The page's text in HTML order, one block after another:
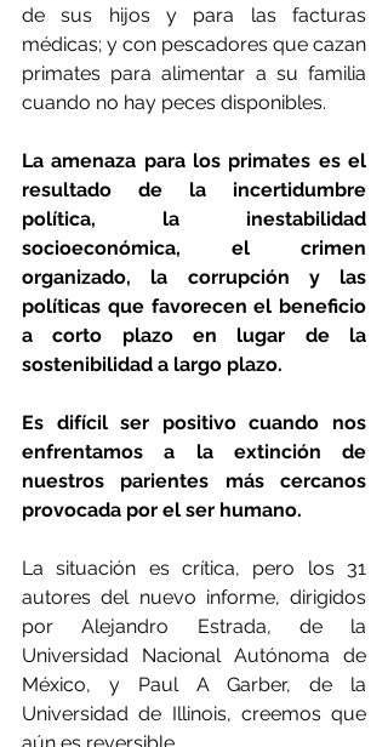
de sus hijos y para las facturas
médicas; y con pescadores que cazan
primates para alimentar a su familia
cuando no hay peces disponibles.
La amenaza para los primates es el
resultado de la incertidumbre
política, la inestabilidad
socioeconómica, el crimen
organizado, la corrupción y las
políticas que favorecen el beneficio
a corto plazo en lugar de la
sostenibilidad a largo plazo.
Es difícil ser positivo cuando nos
enfrentamos a la extinción de
nuestros parientes más cercanos
provocada por el ser humano.
La situación es crítica, pero los 31
autores del nuevo informe, dirigidos
por Alejandro Estrada, de la
Universidad Nacional Autónoma de
México, y Paul A Garber, de la
Universidad de Illinois, creemos que